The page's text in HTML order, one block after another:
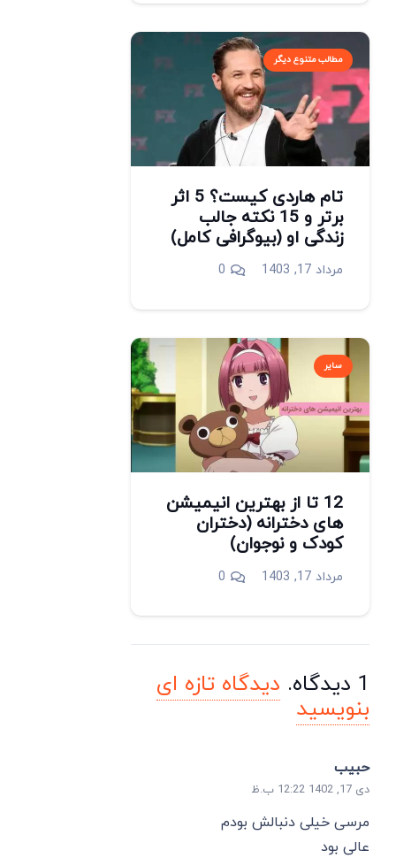
مطالب متنوع دیگر
تام هاردی کیست؟ 5 اثر
برتر و 15 نکته جالب
زندگی او (بیوگرافی کامل)
مرداد 17, 1403 0
سایر
12 تا از بهترین انیمیشن
های دخترانه (دختران
کودک و نوجوان)
مرداد 17, 1403 0
1 دیدگاه. دیدگاه تازه ای
بنویسید
حبیب
دی 17, 1402 12:22 ب.ظ
مرسی خیلی دنبالش بودم
عالی بود